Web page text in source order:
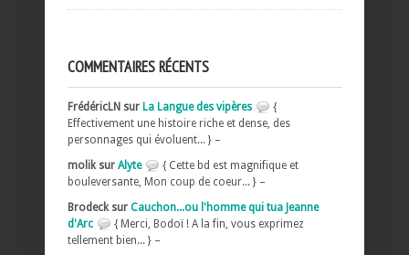
COMMENTAIRES RÉCENTS
FrédéricLN sur La Langue des vipères
{
Effectivement une histoire riche et dense, des
personnages qui évoluent... } –
molik sur Alyte
{ Cette bd est magnifique et
bouleversante, Mon coup de coeur... } –
Brodeck sur Cauchon...ou l'homme qui tua Jeanne
d'Arc
{ Merci, Bodoï ! A la fin, vous exprimez
tellement bien... } –